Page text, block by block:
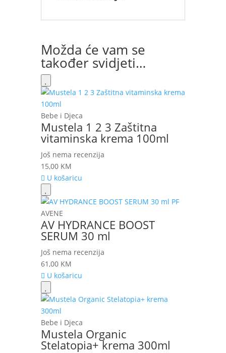
Možda će vam se
također svidjeti…
Bebe i Djeca
Mustela 1 2 3 Zaštitna
vitaminska krema 100ml
Još nema recenzija
15,00 KM
U košaricu
AVENE
AV HYDRANCE BOOST
SERUM 30 ml
Još nema recenzija
61,00 KM
U košaricu
Bebe i Djeca
Mustela Organic
Stelatopia+ krema 300ml